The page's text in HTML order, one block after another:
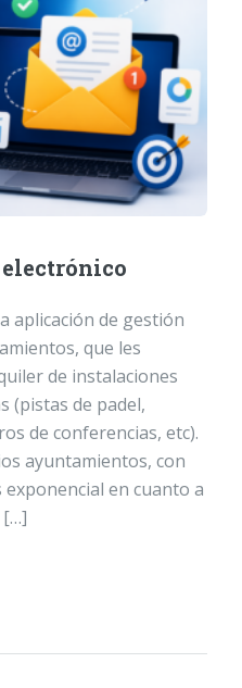
aplicación de gestión
que les
de instalaciones
(pistas de padel,
de conferencias, etc).
ayuntamientos, con
en cuanto a
[…]